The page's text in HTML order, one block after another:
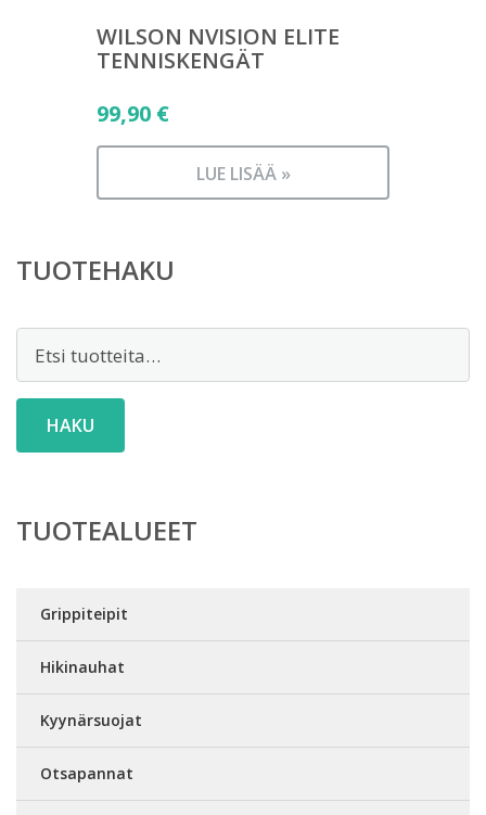
WILSON NVISION ELITE
TENNISKENGÄT
99,90 €
LUE LISÄÄ »
TUOTEHAKU
Etsi:
HAKU
TUOTEALUEET
Grippiteipit
Hikinauhat
Kyynärsuojat
Otsapannat